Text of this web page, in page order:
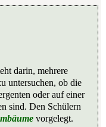
darin, mehrere
untersuchen, ob die
oder auf einer
sind. Den Schülern
vorgelegt.